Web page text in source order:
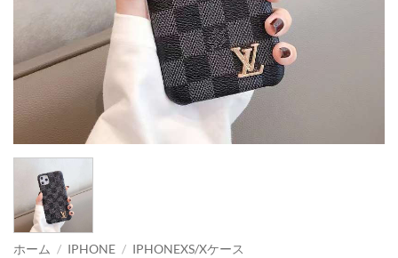
ホーム / IPHONE / IPHONEXS/Xケース